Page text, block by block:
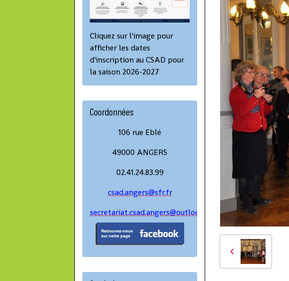
Cliquez sur l'image pour
afficher les dates
d'inscription au CSAD pour
la saison 2026-2027
Coordonnées
106 rue Eblé
49000 ANGERS
02.41.24.83.99
csad.angers@sfr.fr
secretariat.csad.angers@outlook.fr